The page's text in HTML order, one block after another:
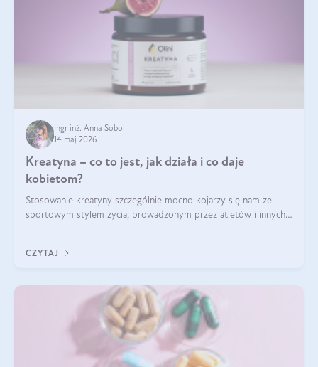
mgr inż. Anna Sobol
14 maj 2026
Kreatyna – co to jest, jak działa i co daje
kobietom?
Stosowanie kreatyny szczególnie mocno kojarzy się nam ze
sportowym stylem życia, prowadzonym przez atletów i innych
zwiększa masę
CZYTAJ